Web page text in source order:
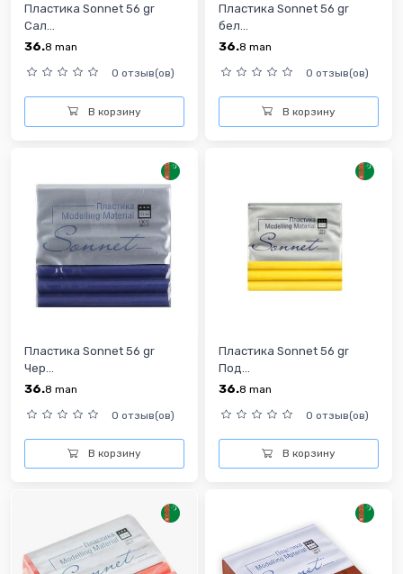
Пластика Sonnet 56 gr
Сал...
36.8 man
0 отзыв(ов)
В корзину
Пластика Sonnet 56 gr
бел...
36.8 man
0 отзыв(ов)
В корзину
Пластика Sonnet 56 gr
Чер...
36.8 man
0 отзыв(ов)
В корзину
Пластика Sonnet 56 gr
Под...
36.8 man
0 отзыв(ов)
В корзину